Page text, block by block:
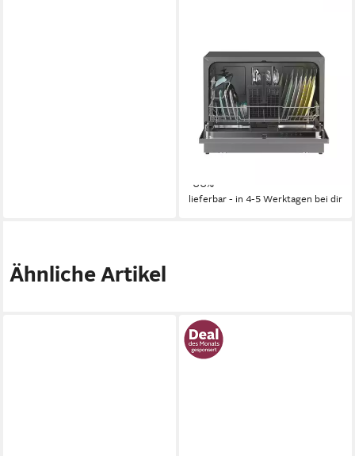
6E51LS
55,00 x 44,30 x 50,10 cm B/H/T
freistehend (unterbaufähig) Einbauart
51 dB(A) Betriebsgeräusch
Produktdatenblatt
334,99 € UVP999,00 €
-66%
lieferbar - in 4-5 Werktagen bei dir
Ähnliche Artikel